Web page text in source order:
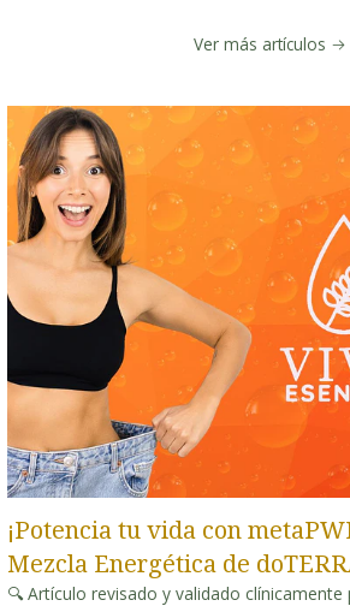
Ver más artículos
¡Potencia tu vida con
Mezcla Energética de
🔍 Artículo revisado y validado clínicamente